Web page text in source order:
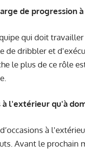
de progression à
qui doit
de dribbler et
le plus de ce rôle
à l'extérieur qu'à
à
Avant le prochain